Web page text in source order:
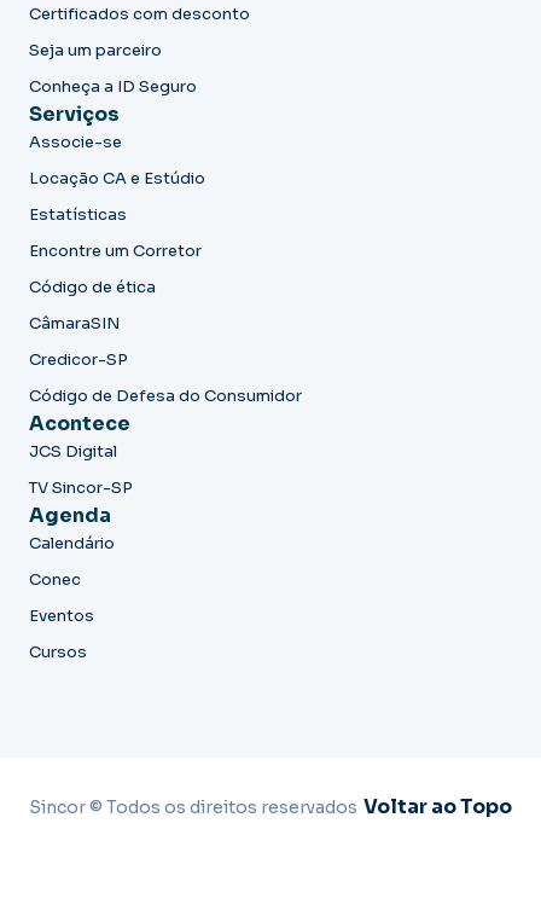
Certificados com desconto
Seja um parceiro
Conheça a ID Seguro
Serviços
Associe-se
Locação CA e Estúdio
Estatísticas
Encontre um Corretor
Código de ética
CâmaraSIN
Credicor-SP
Código de Defesa do Consumidor
Acontece
JCS Digital
TV Sincor-SP
Agenda
Calendário
Conec
Eventos
Cursos
Sincor © Todos os direitos reservados Voltar ao Topo